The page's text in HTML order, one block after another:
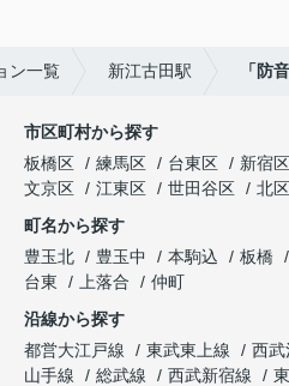
ン一覧 新江古田駅 「防
市区町村から探す
板橋区
練馬区 台東区 新宿区
文京区
江東区 世田谷区
北区
町名から探す
豊玉北
豊玉中 本駒込 板橋
台東
上落合
仲町
沿線から探す
都営大江戸線
東武東上線 西武
山手線
総武線 西武新宿線